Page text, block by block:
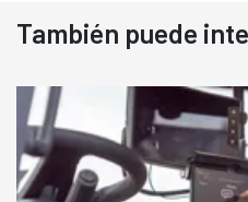
También puede